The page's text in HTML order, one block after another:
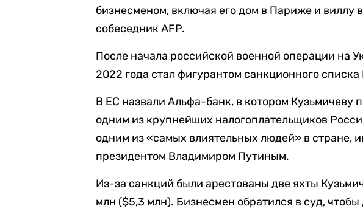
бизнесменом, включая его дом в Париже и виллу
собеседник AFP.
После начала российской военной операции на
2022 года стал фигурантом санкционного
В ЕС назвали Альфа-банк, в котором Кузьмичеву
одним из крупнейших налогоплательщиков
одним из «самых влиятельных людей» в стране,
президентом Владимиром Путиным.
Из-за санкций были арестованы две яхты
млн ($5,3 млн). Бизнесмен обратился в суд,